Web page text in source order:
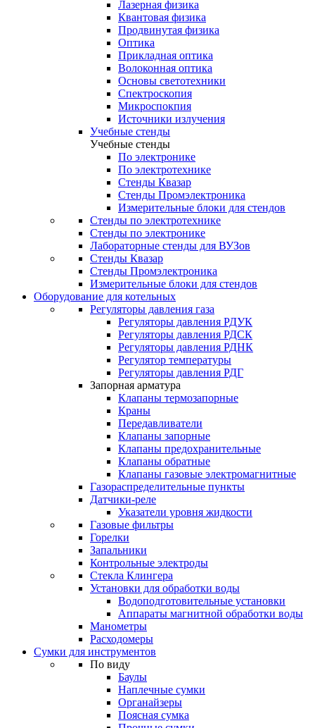
Лазерная физика
Квантовая физика
Продвинутая физика
Оптика
Прикладная оптика
Волоконная оптика
Основы светотехники
Спектроскопия
Микроспокпия
Источники излучения
Учебные стенды
Учебные стенды
По электронике
По электротехнике
Стенды Квазар
Стенды Промэлектроника
Измерительные блоки для стендов
Стенды по электротехнике
Стенды по электронике
Лабораторные стенды для ВУЗов
Стенды Квазар
Стенды Промэлектроника
Измерительные блоки для стендов
Оборудование для котельных
Регуляторы давления газа
Регуляторы давления РДУК
Регуляторы давления РДСК
Регуляторы давления РДНК
Регулятор температуры
Регуляторы давления РДГ
Запорная арматура
Клапаны термозапорные
Краны
Передавливатели
Клапаны запорные
Клапаны предохранительные
Клапаны обратные
Клапаны газовые электромагнитные
Газораспределительные пункты
Датчики-реле
Указатели уровня жидкости
Газовые фильтры
Горелки
Запальники
Контрольные электроды
Стекла Клингера
Установки для обработки воды
Водоподготовительные установки
Аппараты магнитной обработки воды
Манометры
Расходомеры
Сумки для инструментов
По виду
Баулы
Наплечные сумки
Органайзеры
Поясная сумка